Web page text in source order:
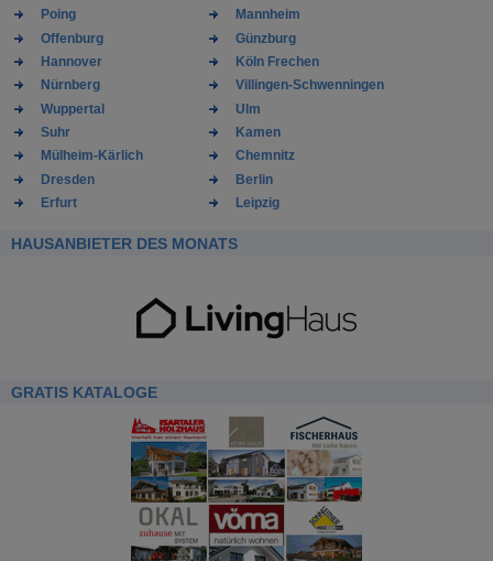
Poing
Mannheim
Offenburg
Günzburg
Hannover
Köln Frechen
Nürnberg
Villingen-Schwenningen
Wuppertal
Ulm
Suhr
Kamen
Mülheim-Kärlich
Chemnitz
Dresden
Berlin
Erfurt
Leipzig
HAUSANBIETER DES MONATS
GRATIS KATALOGE